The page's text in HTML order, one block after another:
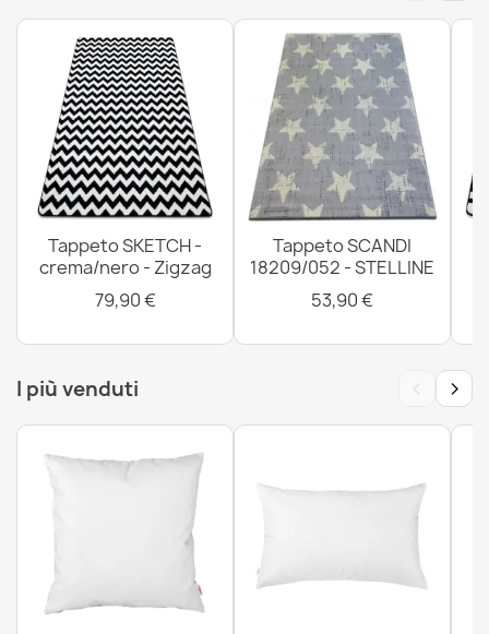
Tappeto BUBBLE nero 25 IMITAZIONE PELLICCIA DI
CONIGLIO 3D strutturale
84,90 €
Tappeto SKETCH -
crema/nero - Zigzag
79,90 €
Tappeto SCANDI
18209/052 - STELLINE
53,90 €
I più venduti ‹ ›